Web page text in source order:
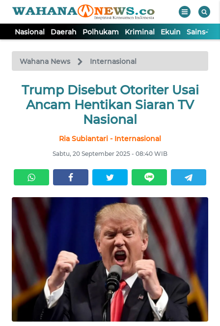
Nasional Daerah Polhukam Kriminal Ekuin Sains-
Wahana News Internasional
Trump Disebut Otoriter Usai
Ancam Hentikan Siaran TV
Nasional
Ria Subiantari - Internasional
Sabtu, 20 September 2025 - 08:40 WIB
TV
Tutup
NASIONAL
KRIMINAL
EKUIN
SAINS-TEKNO
KESEHATAN
INTERNASIONAL
SERBA-SERBI